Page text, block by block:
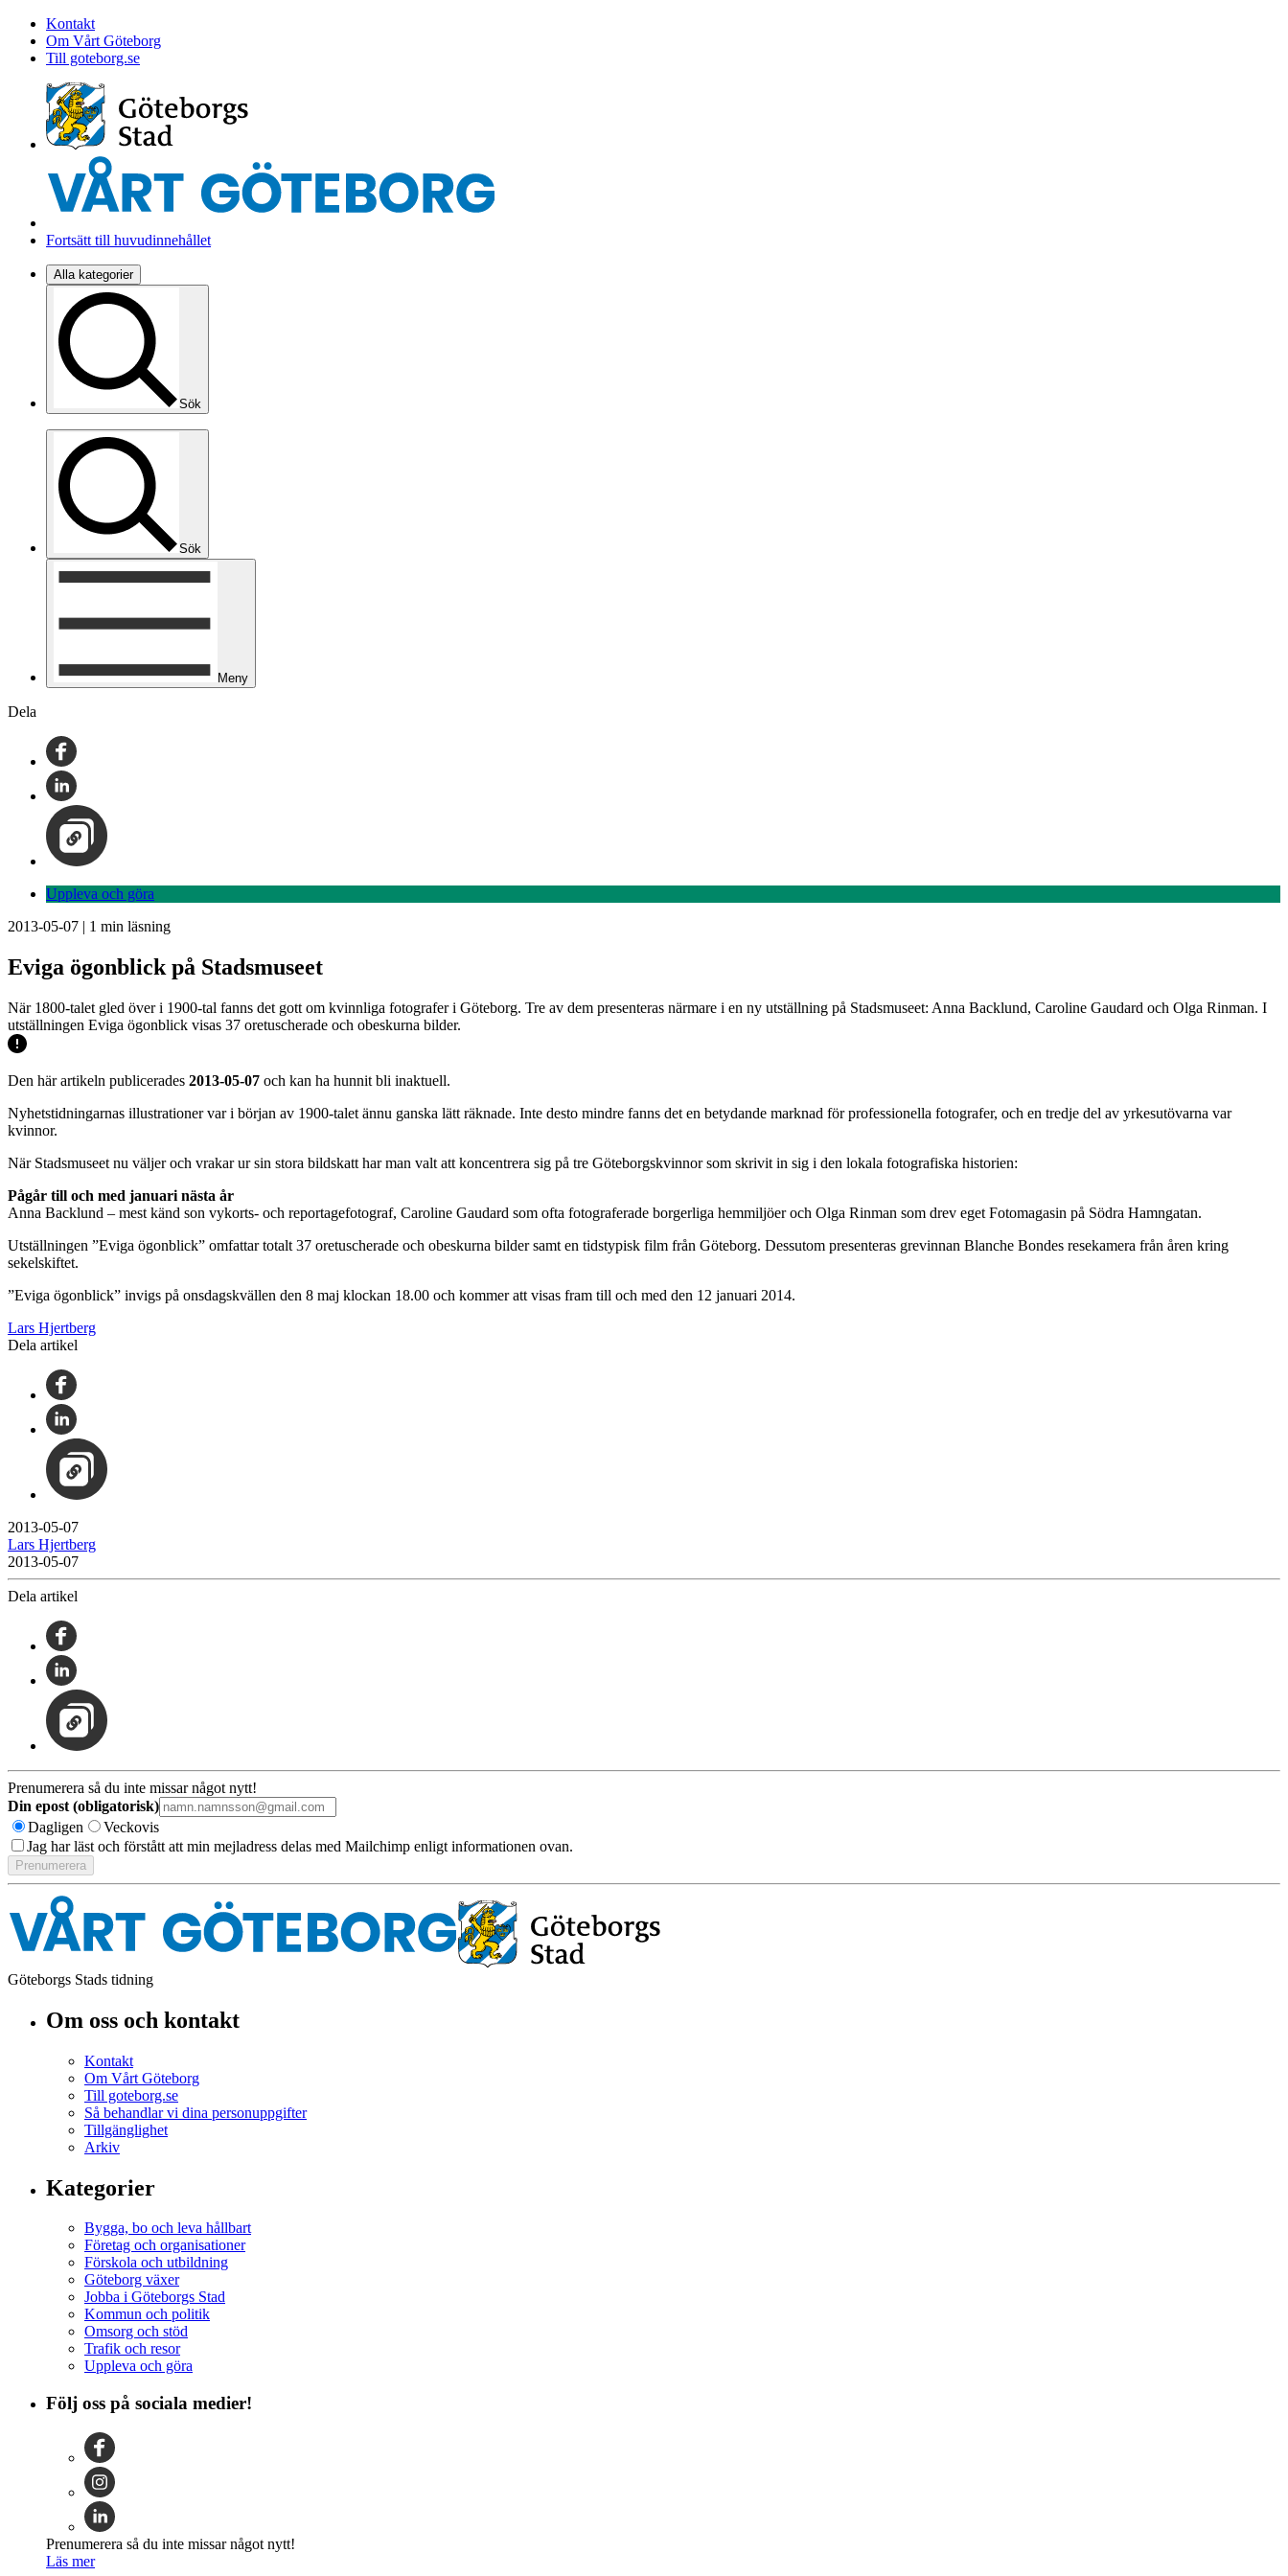
Kontakt
Om Vårt Göteborg
Till goteborg.se
Fortsätt till huvudinnehållet
Alla kategorier
Sök
Sök
Meny
Dela
Uppleva och göra
2013-05-07 | 1 min läsning
Eviga ögonblick på Stadsmuseet
När 1800-talet gled över i 1900-tal fanns det gott om kvinnliga fotografer i Göteborg. Tre av dem presenteras närmare i en ny utställning på Stadsmuseet: Anna Backlund, Caroline Gaudard och Olga Rinman. I
utställningen Eviga ögonblick visas 37 oretuscherade och obeskurna bilder.
Den här artikeln publicerades 2013-05-07 och kan ha hunnit bli inaktuell.
Nyhetstidningarnas illustrationer var i början av 1900-talet ännu ganska lätt räknade. Inte desto mindre fanns det en betydande marknad för professionella fotografer, och en tredje del av yrkesutövarna var
kvinnor.
När Stadsmuseet nu väljer och vrakar ur sin stora bildskatt har man valt att koncentrera sig på tre Göteborgskvinnor som skrivit in sig i den lokala fotografiska historien:
Pågår till och med januari nästa år
Anna Backlund – mest känd son vykorts- och reportagefotograf, Caroline Gaudard som ofta fotograferade borgerliga hemmiljöer och Olga Rinman som drev eget Fotomagasin på Södra Hamngatan.
Utställningen ”Eviga ögonblick” omfattar totalt 37 oretuscherade och obeskurna bilder samt en tidstypisk film från Göteborg. Dessutom presenteras grevinnan Blanche Bondes resekamera från åren kring
sekelskiftet.
”Eviga ögonblick” invigs på onsdagskvällen den 8 maj klockan 18.00 och kommer att visas fram till och med den 12 januari 2014.
Lars Hjertberg
Dela artikel
2013-05-07
Lars Hjertberg
2013-05-07
Dela artikel
Prenumerera så du inte missar något nytt!
Din epost (obligatorisk)
Dagligen
Veckovis
Jag har läst och förstått att min mejladress delas med Mailchimp enligt informationen ovan.
Göteborgs Stads tidning
Om oss och kontakt
Kontakt
Om Vårt Göteborg
Till goteborg.se
Så behandlar vi dina personuppgifter
Tillgänglighet
Arkiv
Kategorier
Bygga, bo och leva hållbart
Företag och organisationer
Förskola och utbildning
Göteborg växer
Jobba i Göteborgs Stad
Kommun och politik
Omsorg och stöd
Trafik och resor
Uppleva och göra
Följ oss på sociala medier!
Prenumerera så du inte missar något nytt!
Läs mer